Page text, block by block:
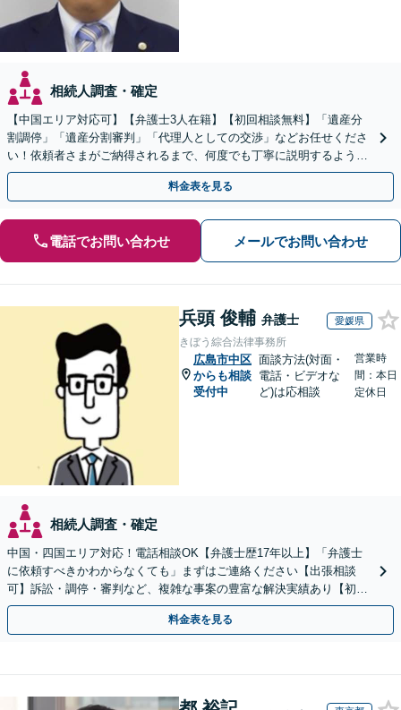
相続人調査・確定
【中国エリア対応可】【弁護士3人在籍】【初回相談無料】「遺産分
割調停」「遺産分割審判」「代理人としての交渉」などお任せくださ
い！依頼者さまがご納得されるまで、何度でも丁寧に説明するよう心
掛けています【土日祝／夜間対応可】【当日／電話相談可】
料金表を見る
電話でお問い合わせ メールでお問い合わせ
兵頭 俊輔 弁護士 愛媛県
きぼう綜合法律事務所
広島市中区
からも相談
受付中
面談方法(対面・
電話・ビデオな
ど)は応相談
営業時
間：本日
定休日
相続人調査・確定
中国・四国エリア対応！電話相談OK【弁護士歴17年以上】「弁護士
に依頼すべきかわからなくても」まずはご連絡ください【出張相談
可】訴訟・調停・審判など、複雑な事案の豊富な解決実績あり【初回
相談無料】初回面談のみで解決できるケースもあります
料金表を見る